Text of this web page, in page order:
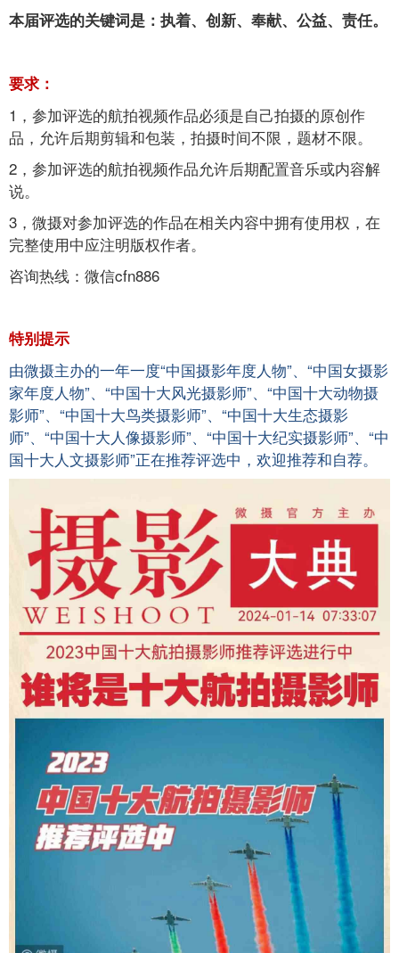
本届评选的关键词是：执着、创新、奉献、公益、责任。
要求：
1，参加评选的航拍视频作品必须是自己拍摄的原创作
品，允许后期剪辑和包装，拍摄时间不限，题材不限。
2，参加评选的航拍视频作品允许后期配置音乐或内容解
说。
3，微摄对参加评选的作品在相关内容中拥有使用权，在
完整使用中应注明版权作者。
咨询热线：微信cfn886
特别提示
由微摄主办的一年一度“中国摄影年度人物”、“中国女摄影
家年度人物”、“中国十大风光摄影师”、“中国十大动物摄
影师”、“中国十大鸟类摄影师”、“中国十大生态摄影
师”、“中国十大人像摄影师”、“中国十大纪实摄影师”、“中
国十大人文摄影师”正在推荐评选中，欢迎推荐和自荐。